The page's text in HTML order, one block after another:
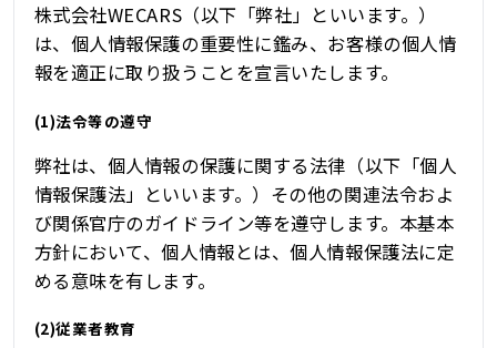
株式会社WECARS（以下「弊社」といいます。）
は、個人情報保護の重要性に鑑み、お客様の個人情
報を適正に取り扱うことを宣言いたします。
(1)法令等の遵守
弊社は、個人情報の保護に関する法律（以下「個人
情報保護法」といいます。）その他の関連法令およ
び関係官庁のガイドライン等を遵守します。本基本
方針において、個人情報とは、個人情報保護法に定
める意味を有します。
(2)従業者教育